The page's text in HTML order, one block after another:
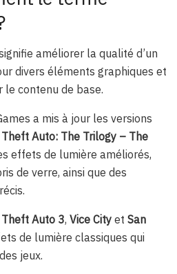
améliorer la qualité d’un
divers éléments graphiques et
le contenu de base.
a mis à jour les versions
Auto: The Trilogy – The
effets de lumière améliorés,
de verre, ainsi que des
Auto 3, Vice City et San
de lumière classiques qui
jeux.